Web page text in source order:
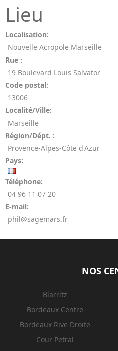
Lieu
Localisation:
Nouvelle Acropole Marseille
Rue :
19 Boulevard Louis Salvator
Code postal:
13006
Localité/Ville:
Marseille
Région/Dépt. :
Provence-Alpes-Côte d'Azur
Pays:
Téléphone:
04 96 11 07 20
E-mail:
phil@sagemars.fr
NOS
Biarritz
Bordeaux Centre
Bordeaux Rive Droite
Cour Petral